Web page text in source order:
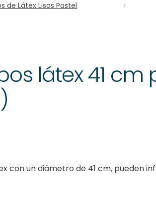
de Látex Lisos Pastel
látex 41 cm
con un diámetro de 41 cm, pueden